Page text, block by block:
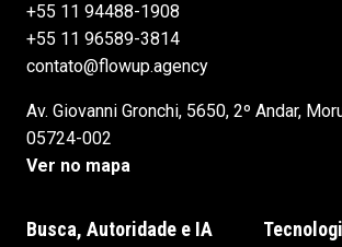
+55 11 94488-1908
+55 11 96589-3814
contato@flowup.agency
Av. Giovanni Gronchi, 5650, 2º Andar,
05724-002
Ver no mapa
Busca, Autoridade e IA